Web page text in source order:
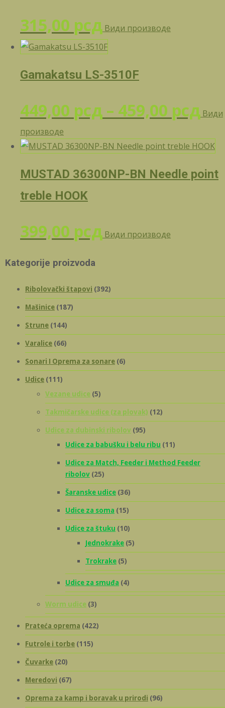
315,00 рсд Види производе
Gamakatsu LS-3510F
449,00 рсд – 459,00 рсд
од
Види
производе
MUSTAD 36300NP-BN Needle point
treble HOOK
399,00 рсд Види производе
Kategorije proizvoda
Ribolovački štapovi (392)
Mašinice (187)
Strune (144)
Varalice (66)
Sonari I Oprema za sonare (6)
Udice (111)
Vezane udice (5)
Takmičarske udice (za plovak) (12)
Udice za dubinski ribolov (95)
Udice za babušku i belu ribu (11)
Udice za Match, Feeder i Method Feeder
ribolov (25)
Šaranske udice (36)
Udice za soma (15)
Udice za štuku (10)
Jednokrake (5)
Trokrake (5)
Udice za smuđa (4)
Worm udice (3)
Prateća oprema (422)
Futrole i torbe (115)
Čuvarke (20)
Meredovi (67)
Oprema za kamp i boravak u prirodi (96)